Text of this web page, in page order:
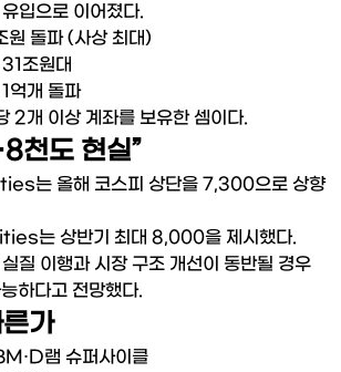
입으로 이어졌다.
원 돌파 (사상 최대)
조원대
억개 돌파
2개 이상 계좌를 보유한 셈이다.
천도 현실”
는 올해 코스피 상단을 7,300으로 상향
는 상반기 최대 8,000을 제시했다.
질 이행과 시장 구조 개선이 동반될 경우
하다고 전망했다.
가
램 슈퍼사이클